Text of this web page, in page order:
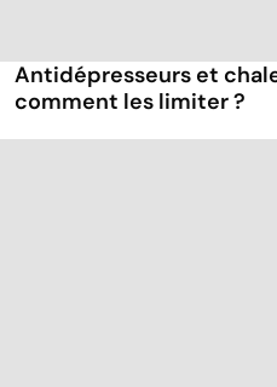
Antidépresseurs et
comment les limiter ?